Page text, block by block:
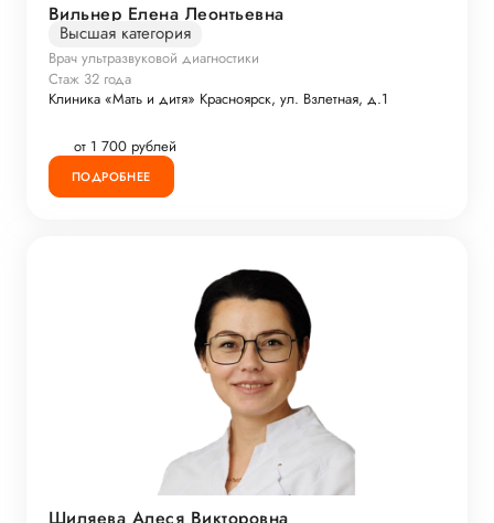
Вильнер Елена Леонтьевна
Высшая категория
Врач ультразвуковой диагностики
Стаж 32 года
Клиника «Мать и дитя» Красноярск, ул. Взлетная, д.1
от 1 700 рублей
ПОДРОБНЕЕ